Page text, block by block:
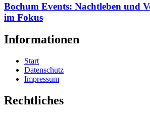
Bochum Events: Nachtleben und
im Fokus
Informationen
Start
Datenschutz
Impressum
Rechtliches